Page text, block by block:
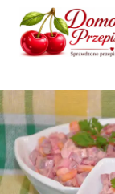
Przejdź
treści